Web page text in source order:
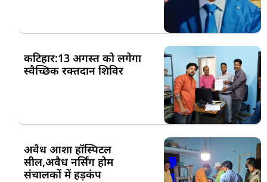
कटिहार:13 अगस्त को लगेगा
स्वैच्छिक रक्तदान शिविर
अवैध आशा हॉस्पिटल
सील,अवैध नर्सिंग होम
संचालकों में हड़कंप